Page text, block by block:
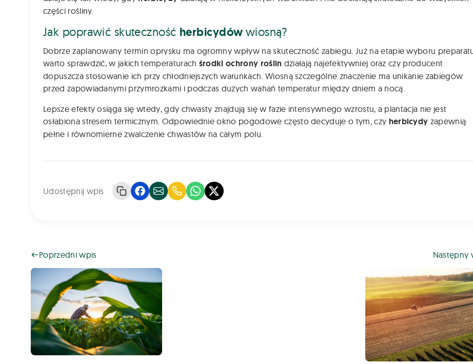
części rośliny.
Jak poprawić skuteczność herbicydów wiosną?
Dobrze zaplanowany termin oprysku ma ogromny wpływ na skuteczność zabiegu. Już na etapie wyboru
warto sprawdzić, w jakich temperaturach środki ochrony roślin działają najefektywniej oraz czy producent
dopuszcza stosowanie ich przy chłodniejszych warunkach. Wiosną szczególne znaczenie ma unikanie zabiegów
przed zapowiadanymi przymrozkami i podczas dużych wahań temperatur między dniem a nocą.
Lepsze efekty osiąga się wtedy, gdy chwasty znajdują się w fazie intensywnego wzrostu, a plantacja nie jest
osłabiona stresem termicznym. Odpowiednie okno pogodowe często decyduje o tym, czy herbicydy zapewnią
pełne i równomierne zwalczenie chwastów na całym polu.
Udostępnij wpis
Poprzedni wpis Następny